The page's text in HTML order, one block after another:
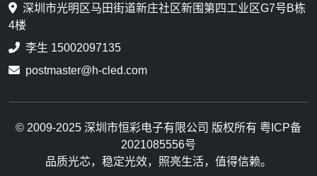
深圳市光明区马田街道新庄社区新围第四工业区G7号B栋
4楼
李生 15002097135
postmaster@h-cled.com
© 2009-2025 深圳市恒彩电子有限公司 版权所有 粤ICP备
2021085556号
品质光芯，稳定光效，照亮生活，值得信赖。